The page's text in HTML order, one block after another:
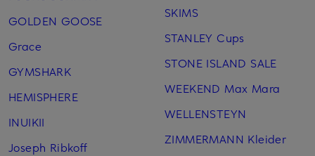
GOLDEN GOOSE
Grace
GYMSHARK
HEMISPHERE
INUIKII
Joseph Ribkoff
SKIMS
STANLEY Cups
STONE ISLAND SALE
WEEKEND Max Mara
WELLENSTEYN
ZIMMERMANN Kleider